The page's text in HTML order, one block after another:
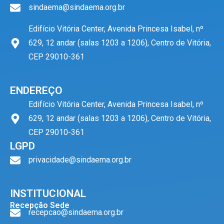
sindaema@sindaema.org.br
Edifício Vitória Center, Avenida Princesa Isabel, nº
629, 12 andar (salas 1203 a 1206), Centro de Vitória,
CEP 29010-361
ENDEREÇO
Edifício Vitória Center, Avenida Princesa Isabel, nº
629, 12 andar (salas 1203 a 1206), Centro de Vitória,
CEP 29010-361
LGPD
privacidade@sindaema.org.br
INSTITUCIONAL
Recepção Sede
recepcao@sindaema.org.br